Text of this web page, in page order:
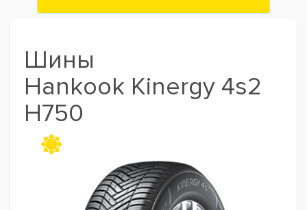
Шины
Hankook Kinergy 4s2
H750